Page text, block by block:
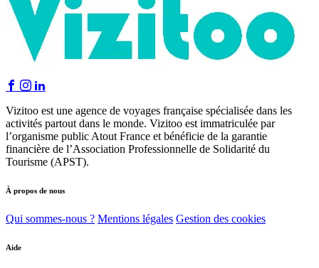
Vizitoo est une agence de voyages française spécialisée dans les
activités partout dans le monde. Vizitoo est immatriculée par
l’organisme public Atout France et bénéficie de la garantie
financière de l’Association Professionnelle de Solidarité du
Tourisme (APST).
À propos de nous
Qui sommes-nous ? Mentions légales Gestion des cookies
Aide